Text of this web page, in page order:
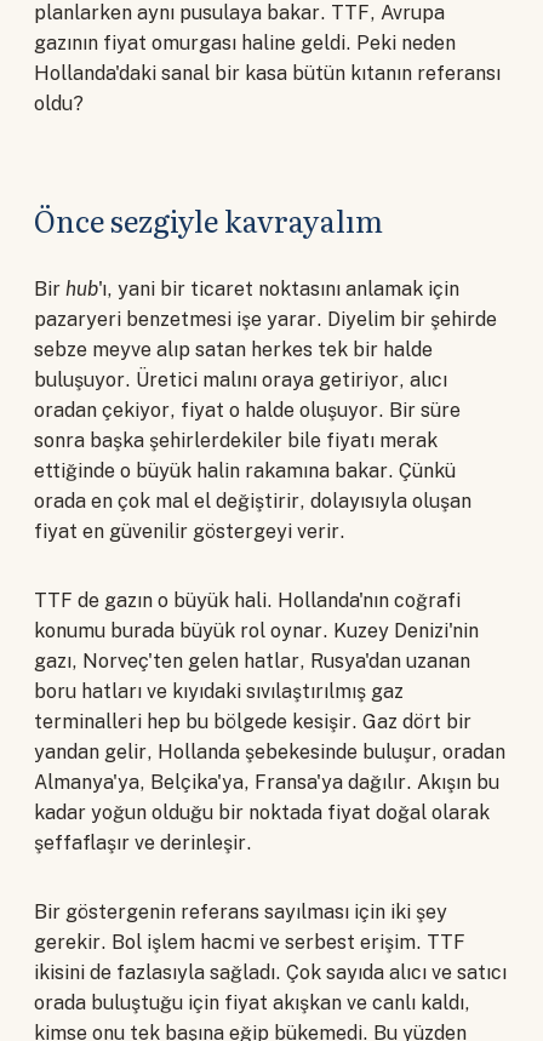
planlarken aynı pusulaya bakar. TTF, Avrupa
gazının fiyat omurgası haline geldi. Peki neden
Hollanda'daki sanal bir kasa bütün kıtanın referansı
oldu?
Önce sezgiyle kavrayalım
Bir hub'ı, yani bir ticaret noktasını anlamak için
pazaryeri benzetmesi işe yarar. Diyelim bir şehirde
sebze meyve alıp satan herkes tek bir halde
buluşuyor. Üretici malını oraya getiriyor, alıcı
oradan çekiyor, fiyat o halde oluşuyor. Bir süre
sonra başka şehirlerdekiler bile fiyatı merak
ettiğinde o büyük halin rakamına bakar. Çünkü
orada en çok mal el değiştirir, dolayısıyla oluşan
fiyat en güvenilir göstergeyi verir.
TTF de gazın o büyük hali. Hollanda'nın coğrafi
konumu burada büyük rol oynar. Kuzey Denizi'nin
gazı, Norveç'ten gelen hatlar, Rusya'dan uzanan
boru hatları ve kıyıdaki sıvılaştırılmış gaz
terminalleri hep bu bölgede kesişir. Gaz dört bir
yandan gelir, Hollanda şebekesinde buluşur, oradan
Almanya'ya, Belçika'ya, Fransa'ya dağılır. Akışın bu
kadar yoğun olduğu bir noktada fiyat doğal olarak
şeffaflaşır ve derinleşir.
Bir göstergenin referans sayılması için iki şey
gerekir. Bol işlem hacmi ve serbest erişim. TTF
ikisini de fazlasıyla sağladı. Çok sayıda alıcı ve satıcı
orada buluştuğu için fiyat akışkan ve canlı kaldı,
kimse onu tek başına eğip bükemedi. Bu yüzden